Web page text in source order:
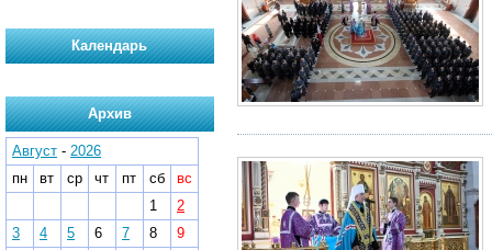
Календарь
Архив
Август - 2026
пн
вт ср чт пт сб
вс
1
2
3
4 5 6 7 8
9